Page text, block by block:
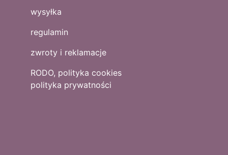
wysyłka
regulamin
zwroty i reklamacje
RODO, polityka cookies
polityka prywatności